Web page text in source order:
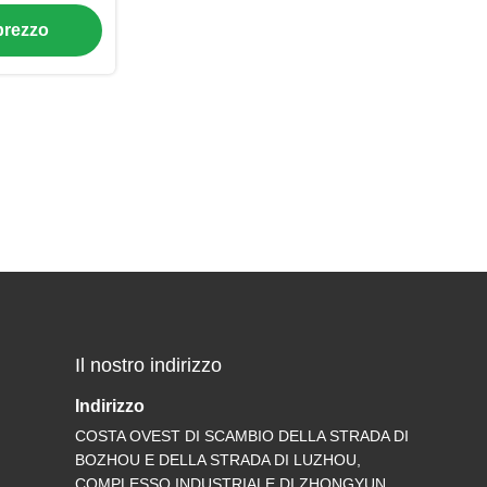
PET la
banda
Il nostro indirizzo
Indirizzo
COSTA OVEST DI SCAMBIO DELLA STRADA DI
BOZHOU E DELLA STRADA DI LUZHOU,